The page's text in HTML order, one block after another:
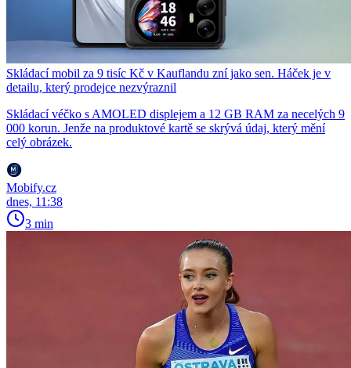
Skládací mobil za 9 tisíc Kč v Kauflandu zní jako sen. Háček je v
detailu, který prodejce nezvýraznil
Skládací véčko s AMOLED displejem a 12 GB RAM za necelých 9
000 korun. Jenže na produktové kartě se skrývá údaj, který mění
celý obrázek.
Mobify.cz
dnes, 11:38
3 min